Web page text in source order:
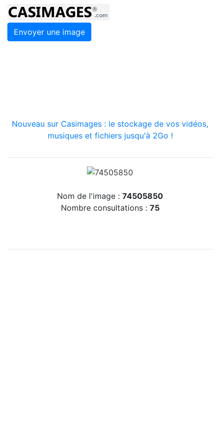
Envoyer une image
Nouveau sur Casimages : le stockage de vos vidéos,
musiques et fichiers jusqu'à 2Go !
Nom de l'image : 74505850
Nombre consultations : 75